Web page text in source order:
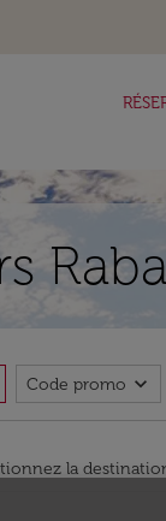
Code promo expand_more